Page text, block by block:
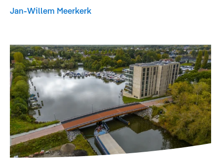
Jan-Willem Meerkerk